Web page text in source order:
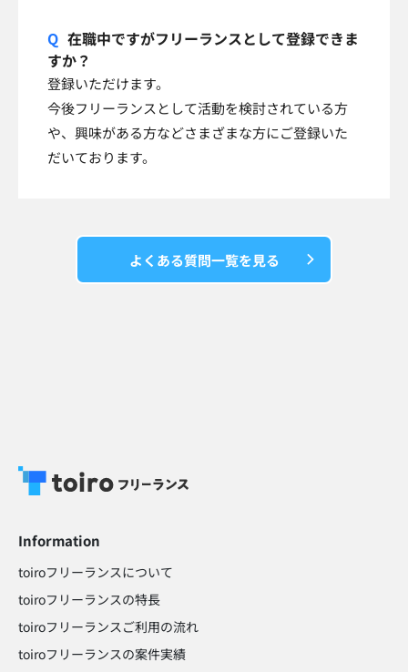
在職中ですがフリーランスとして登録できま
すか？
登録いただけます。
今後フリーランスとして活動を検討されている方
や、興味がある方などさまざまな方にご登録いた
だいております。
よくある質問一覧を見る
Information
toiroフリーランスについて
toiroフリーランスの特長
toiroフリーランスご利用の流れ
toiroフリーランスの案件実績